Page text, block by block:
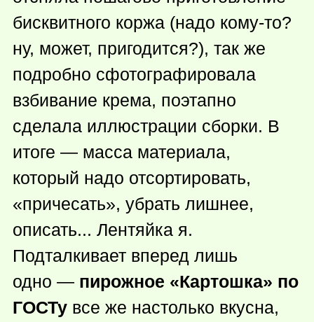
бисквитного коржа (надо кому-то?
ну, может, пригодится?), так же
подробно сфотографировала
взбивание крема, поэтапно
сделала иллюстрации сборки. В
итоге — масса материала,
который надо отсортировать,
«причесать», убрать лишнее,
описать... Лентяйка я.
Подталкивает вперед лишь
одно — пирожное «Картошка» по
ГОСТу все же настолько вкусна,